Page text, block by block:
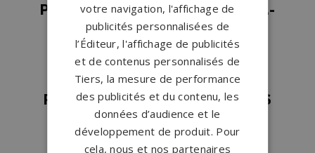
Pompes funèbres Saint-Vaast-la-
Hougue→
Pompes funèbres Sourdeval
Pompes funèbres Valognes
Pompes funèbres VILLEDIEU LES
POELES →
votre navigation, l'affichage de
publicités personnalisées de
l’Éditeur, l'affichage de publicités
et de contenus personnalisés de
Tiers, la mesure de performance
des publicités et du contenu, les
données d’audience et le
développement de produit. Pour
cela, nous et nos partenaires